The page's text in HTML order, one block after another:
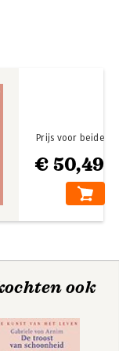
over typisch
mix van
voegen door
€ 50,49
Prijs voor beide
ook